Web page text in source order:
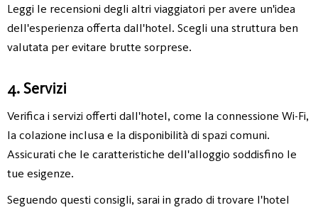
Leggi le recensioni degli altri viaggiatori per avere un'idea
dell'esperienza offerta dall'hotel. Scegli una struttura ben
valutata per evitare brutte sorprese.
4. Servizi
Verifica i servizi offerti dall'hotel, come la connessione Wi-Fi,
la colazione inclusa e la disponibilità di spazi comuni.
Assicurati che le caratteristiche dell'alloggio soddisfino le
tue esigenze.
Seguendo questi consigli, sarai in grado di trovare l'hotel